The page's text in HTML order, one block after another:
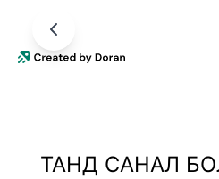
ТАНД САНАЛ